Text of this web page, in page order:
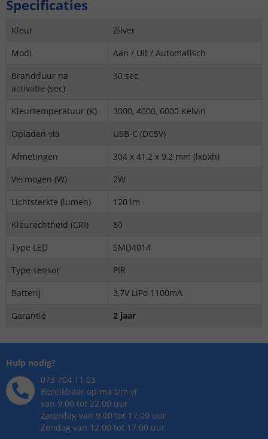
Specificaties
Kleur
Zilver
Modi
Aan / Uit / Automatisch
Brandduur na
activatie (sec)
30 sec
Kleurtemperatuur (K)
3000, 4000, 6000 Kelvin
Opladen via
USB-C (DC5V)
Afmetingen
304 x 41,2 x 9,2 mm (lxbxh)
Vermogen (W)
2W
Lichtsterkte (lumen)
120 lm
Kleurechtheid (CRI)
80
Type LED
SMD4014
Type sensor
PIR
Batterij
3,7V LiPo 1100mA
Garantie
2 jaar
Hulp nodig?
073 704 11 03
Bereikbaar op ma t/m vr
van 9.00 tot 22.00 uur
Zaterdag van 9.00 tot 17.00 uur
Zondag van 12.00 tot 17.00 uur